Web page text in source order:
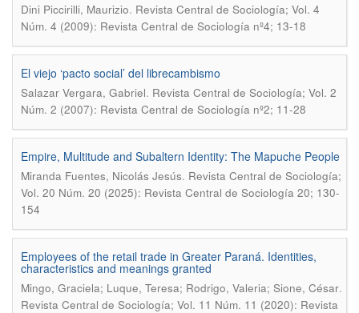
Dini Piccirilli, Maurizio. Revista Central de Sociología; Vol. 4
Núm. 4 (2009): Revista Central de Sociología nº4; 13-18
El viejo ‘pacto social’ del librecambismo
Salazar Vergara, Gabriel. Revista Central de Sociología; Vol. 2
Núm. 2 (2007): Revista Central de Sociología nº2; 11-28
Empire, Multitude and Subaltern Identity: The Mapuche People
Miranda Fuentes, Nicolás Jesús. Revista Central de Sociología;
Vol. 20 Núm. 20 (2025): Revista Central de Sociología 20; 130-
154
Employees of the retail trade in Greater Paraná. Identities,
characteristics and meanings granted
Mingo, Graciela; Luque, Teresa; Rodrigo, Valeria; Sione, César.
Revista Central de Sociología; Vol. 11 Núm. 11 (2020): Revista